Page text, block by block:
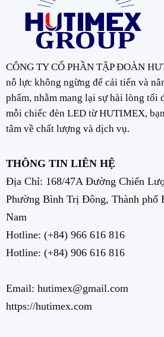
CÔNG TY CỔ PHẦN TẬP ĐOÀN
nỗ lực không ngừng để cải tiến và
phẩm, nhằm mang lại sự hài lòng tối
mỗi chiếc đèn LED từ HUTIMEX,
tâm về chất lượng và dịch vụ.
THÔNG TIN LIÊN HỆ
Địa Chỉ: 168/47A Đường Chiến
Phường Bình Trị Đông, Thành phố
Nam
Hotline: (+84) 966 616 816
Hotline: (+84) 906 616 816
Email: hutimex@gmail.com
https://hutimex.com